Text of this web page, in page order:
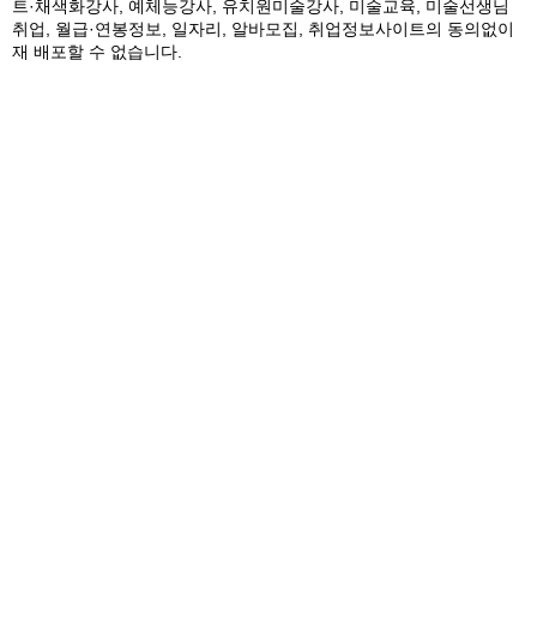
트·채색화강사, 예체능강사, 유치원미술강사, 미술교육, 미술선생님
취업, 월급·연봉정보, 일자리, 알바모집, 취업정보사이트의 동의없이
재 배포할 수 없습니다.